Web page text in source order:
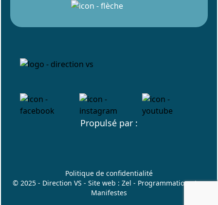
Propulsé par :
Politique de confidentialité
© 2025 - Direction VS - Site web : Zel - Programmation :Les
Manifestes